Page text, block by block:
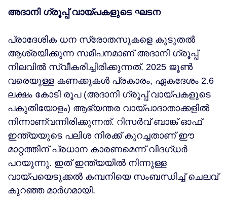
അദാനി ഗ്രൂപ്പ് വായ്പകളുടെ ഘടന
പ്രാദേശിക ധന സ്രോതസുകളെ കൂടുതല്‍
ആശ്രയിക്കുന്ന സമീപനമാണ് അദാനി ഗ്രൂപ്പ്
നിലവില്‍ സ്വീകരിച്ചിരിക്കുന്നത്. 2025 ജൂണ്‍
വരെയുള്ള കണക്കുകള്‍ പ്രകാരം, ഏകദേശം 2.6
ലക്ഷം കോടി രൂപ (അദാനി ഗ്രൂപ്പ് വായ്പകളുടെ
പകുതിയോളം) ആഭ്യന്തര വായ്പാദാതാക്കളില്‍
നിന്നാണ്‌വന്നിരിക്കുന്നത്. റിസര്‍വ് ബാങ്ക് ഓഫ്
ഇന്ത്യയുടെ പലിശ നിരക്ക് കുറച്ചതാണ് ഈ
മാറ്റത്തിന് പ്രധാന കാരണമെന്ന് വിദഗ്ധര്‍
പറയുന്നു. ഇത് ഇന്ത്യയില്‍ നിന്നുള്ള
വായ്പയെടുക്കല്‍ കമ്പനിയെ സംബന്ധിച്ച് ചെലവ്
കുറഞ്ഞ മാര്‍ഗമായി.